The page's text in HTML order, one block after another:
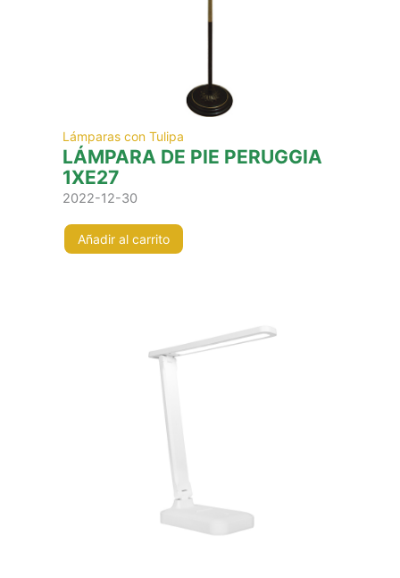
Lámparas con Tulipa
LÁMPARA DE PIE PERUGGIA
1XE27
2022-12-30
Añadir al carrito